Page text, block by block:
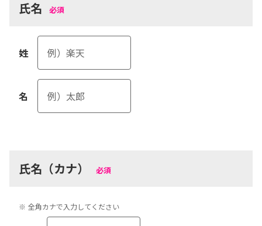
氏名 必須
姓
名
氏名（カナ） 必須
※ 全角カナで入力してください